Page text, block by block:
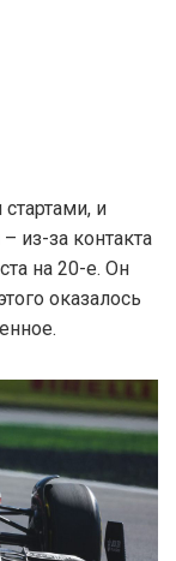
и
из-за контакта
на 20-е. Он
оказалось